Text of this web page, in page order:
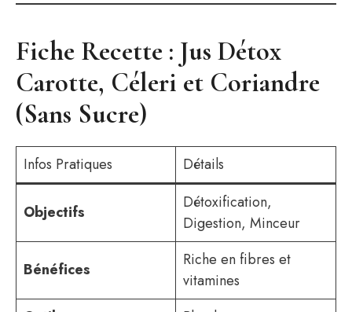
Fiche Recette : Jus Détox
Carotte, Céleri et Coriandre
(Sans Sucre)
Infos Pratiques Détails
Objectifs
Détoxification,
Digestion, Minceur
Bénéfices
Riche en fibres et
vitamines